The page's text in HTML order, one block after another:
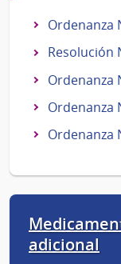
Ordenanza
Resolución
Ordenanza
Ordenanza
Ordenanza
adicional